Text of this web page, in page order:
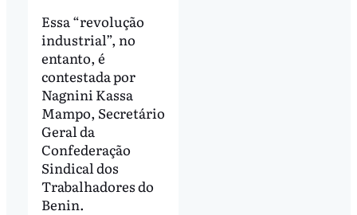
Essa “revolução
industrial”, no
entanto, é
contestada por
Nagnini Kassa
Mampo, Secretário
Geral da
Confederação
Sindical dos
Trabalhadores do
Benin.